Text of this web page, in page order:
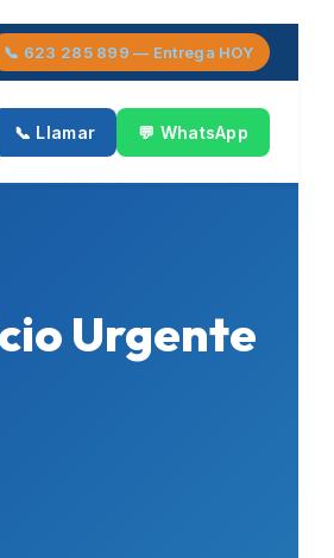
📞 623 285 899 — Entrega HOY
📞 Llamar 💬 WhatsApp
Urgente